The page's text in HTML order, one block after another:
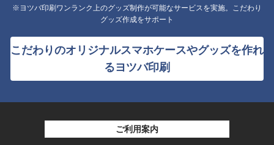
※ヨツバ印刷ワンランク上のグッズ制作が可能なサービスを実施。こだわり
グッズ作成をサポート
こだわりのオリジナルスマホケースやグッズを作れ
るヨツバ印刷
ご利用案内